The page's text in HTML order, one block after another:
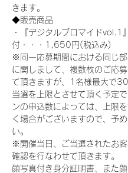
きます。
◆販売商品
・『デジタルブロマイドvol.1
付・・・1,650円(税込み)
※同一応募期間における同じ
に関しまして、複数枚のご応
て頂きますが、1名様最大で
当選を上限とさせて頂く予定
ンの申込数によっては、上限
く場合がございますので、予
い。
※開催当日、ご当選されたお
確認を行なわせて頂きます。
顔写真付き身分証明書、また